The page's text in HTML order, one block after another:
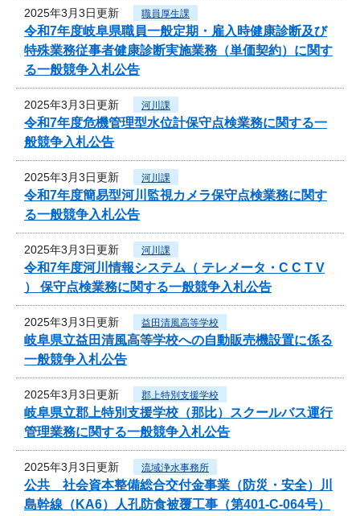
2025年3月3日更新 職員厚生課
令和7年度岐阜県職員一般定期・雇入時健康診断及び
特殊業務従事者健康診断実施業務（単価契約）に関す
る一般競争入札公告
2025年3月3日更新 河川課
令和7年度危機管理型水位計保守点検業務に関する一
般競争入札公告
2025年3月3日更新 河川課
令和7年度簡易型河川監視カメラ保守点検業務に関す
る一般競争入札公告
2025年3月3日更新 河川課
令和7年度河川情報システム（ テレメータ・C C T V
） 保守点検業務に関する一般競争入札公告
2025年3月3日更新 益田清風高等学校
岐阜県立益田清風高等学校への自動販売機設置に係る
一般競争入札公告
2025年3月3日更新 郡上特別支援学校
岐阜県立郡上特別支援学校（那比）スクールバス運行
管理業務に関する一般競争入札公告
2025年3月3日更新 流域浄水事務所
公共 社会資本整備総合交付金事業（防災・安全）川
島幹線（KA6）人孔防食被覆工事（第401-C-064号）